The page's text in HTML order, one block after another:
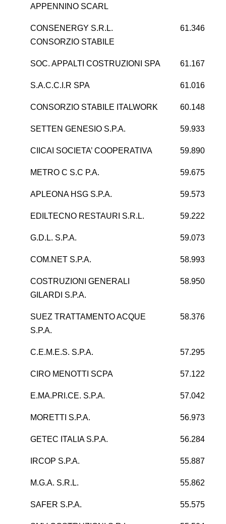
APPENNINO SCARL
CONSENERGY S.R.L.
CONSORZIO STABILE
61.346
SOC. APPALTI COSTRUZIONI SPA 61.167
S.A.C.C.I.R SPA 61.016
CONSORZIO STABILE ITALWORK 60.148
SETTEN GENESIO S.P.A. 59.933
CIICAI SOCIETA’ COOPERATIVA 59.890
METRO C S.C P.A. 59.675
APLEONA HSG S.P.A. 59.573
EDILTECNO RESTAURI S.R.L. 59.222
G.D.L. S.P.A. 59.073
COM.NET S.P.A. 58.993
COSTRUZIONI GENERALI
GILARDI S.P.A.
58.950
SUEZ TRATTAMENTO ACQUE
S.P.A.
58.376
C.E.M.E.S. S.P.A. 57.295
CIRO MENOTTI SCPA 57.122
E.MA.PRI.CE. S.P.A. 57.042
MORETTI S.P.A. 56.973
GETEC ITALIA S.P.A. 56.284
IRCOP S.P.A. 55.887
M.G.A. S.R.L. 55.862
SAFER S.P.A. 55.575